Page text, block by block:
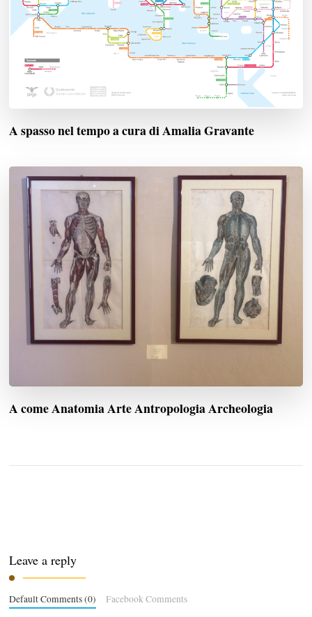
A spasso nel tempo a cura di Amalia Gravante
A come Anatomia Arte Antropologia Archeologia
Leave a reply
Default Comments (0) Facebook Comments